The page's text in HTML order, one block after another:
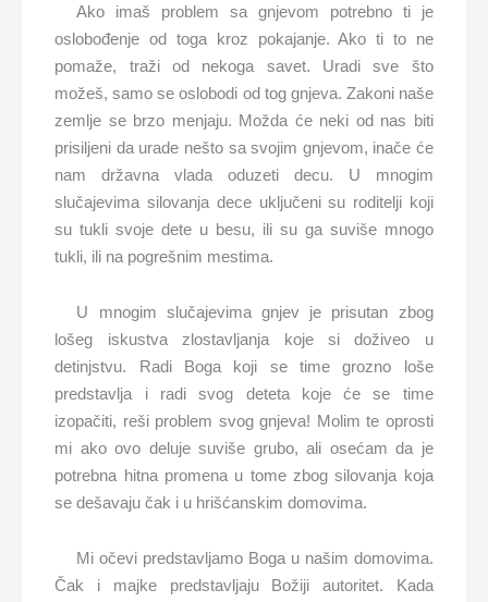
Ako imaš problem sa gnjevom potrebno ti je
oslobođenje od toga kroz pokajanje. Ako ti to ne
pomaže, traži od nekoga savet. Uradi sve što
možeš, samo se oslobodi od tog gnjeva. Zakoni naše
zemlje se brzo menjaju. Možda će neki od nas biti
prisiljeni da urade nešto sa svojim gnjevom, inače će
nam državna vlada oduzeti decu. U mnogim
slučajevima silovanja dece uključeni su roditelji koji
su tukli svoje dete u besu, ili su ga suviše mnogo
tukli, ili na pogrešnim mestima.
U mnogim slučajevima gnjev je prisutan zbog
lošeg iskustva zlostavljanja koje si doživeo u
detinjstvu. Radi Boga koji se time grozno loše
predstavlja i radi svog deteta koje će se time
izopačiti, reši problem svog gnjeva! Molim te oprosti
mi ako ovo deluje suviše grubo, ali osećam da je
potrebna hitna promena u tome zbog silovanja koja
se dešavaju čak i u hrišćanskim domovima.
Mi očevi predstavljamo Boga u našim domovima.
Čak i majke predstavljaju Božiji autoritet. Kada